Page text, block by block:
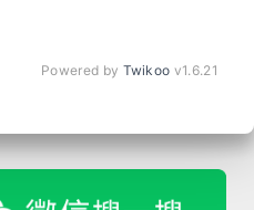
Powered by Twikoo v1.6.21